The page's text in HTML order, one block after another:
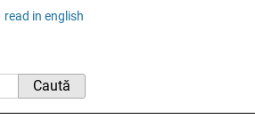
read in english